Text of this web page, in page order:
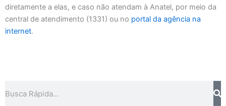
diretamente a elas, e caso não atendam à Anatel, por meio da
central de atendimento (1331) ou no portal da agência na
internet.